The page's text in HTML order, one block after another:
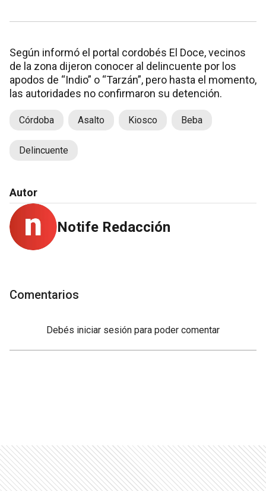
Según informó el portal cordobés El Doce, vecinos
de la zona dijeron conocer al delincuente por los
apodos de “Indio” o “Tarzán”, pero hasta el momento,
las autoridades no confirmaron su detención.
Córdoba Asalto Kiosco Beba
Delincuente
Autor
Notife Redacción
Comentarios
Debés iniciar sesión para poder comentar